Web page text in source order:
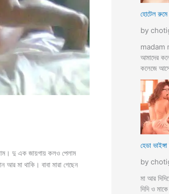
দু এক জায়গায় কলও পেলাম
মা থাকি। বাবা মারা গেছেন
হোটেল
by
madam
আমাদের
কলেজে
হেডা
by
মা আর
দিদি ও